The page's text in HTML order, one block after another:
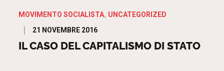
MOVIMENTO SOCIALISTA UNCATEGORIZED
Posted
on
21 NOVEMBRE 2016
IL CASO DEL CAPITALISMO DI STATO